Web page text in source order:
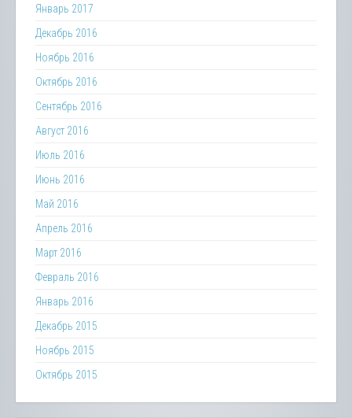
Январь 2017
Декабрь 2016
Ноябрь 2016
Октябрь 2016
Сентябрь 2016
Август 2016
Июль 2016
Июнь 2016
Май 2016
Апрель 2016
Март 2016
Февраль 2016
Январь 2016
Декабрь 2015
Ноябрь 2015
Октябрь 2015